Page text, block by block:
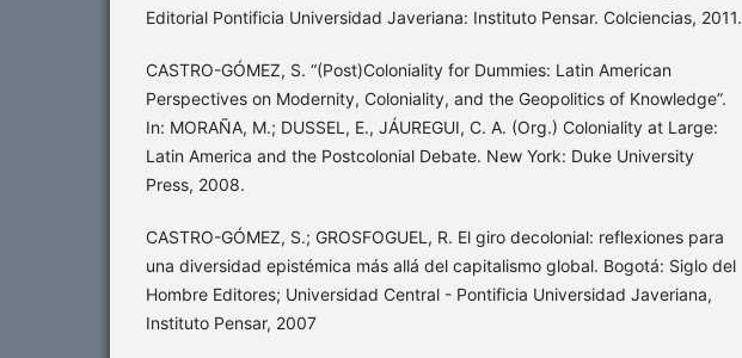
Editorial Pontificia Universidad Javeriana: Instituto Pensar. Colciencias, 2011.
CASTRO-GÓMEZ, S. “(Post)Coloniality for Dummies: Latin American
Perspectives on Modernity, Coloniality, and the Geopolitics of Knowledge”.
In: MORAÑA, M.; DUSSEL, E., JÁUREGUI, C. A. (Org.) Coloniality at Large:
Latin America and the Postcolonial Debate. New York: Duke University
Press, 2008.
CASTRO-GÓMEZ, S.; GROSFOGUEL, R. El giro decolonial: reflexiones para
una diversidad epistémica más allá del capitalismo global. Bogotá: Siglo del
Hombre Editores; Universidad Central - Pontificia Universidad Javeriana,
Instituto Pensar, 2007